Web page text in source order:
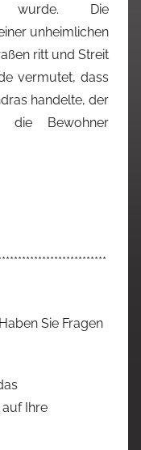
wurde. Die
unheimlichen
ritt und Streit
vermutet, dass
handelte, der
die Bewohner
Sie Fragen
Ihre